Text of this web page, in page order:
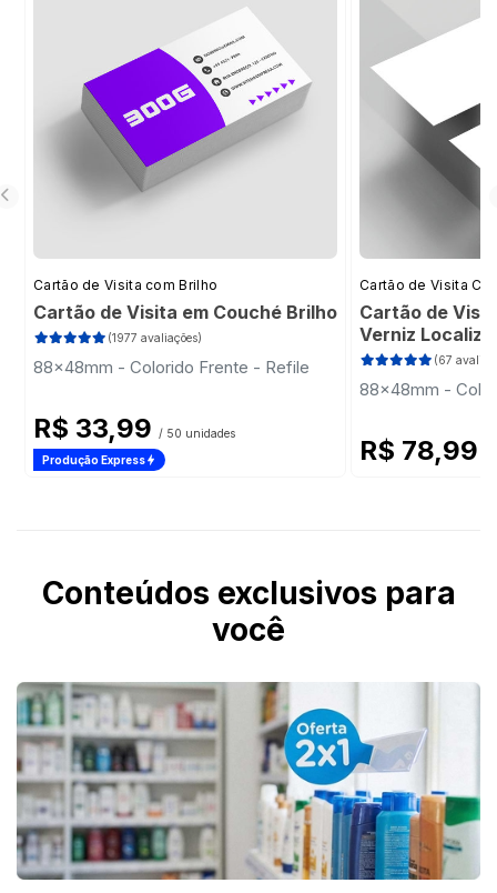
Cartão de Visita com Brilho
Cartão de Visita em Couché Brilho
(1977 avaliações)
88x48mm - Colorido Frente - Refile
R$ 33,99 / 50 unidades
Produção Express
Cartão de Visita
Cartão de
Verniz
(67
88x48mm -
R$ 78,99
Conteúdos exclusivos para
você